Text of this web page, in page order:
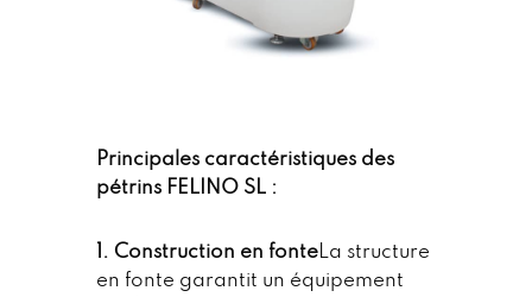
Principales caractéristiques des
pétrins FELINO SL :
1. Construction en fonteLa structure
en fonte garantit un équipement